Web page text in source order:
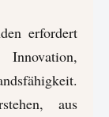
erfordert
aus